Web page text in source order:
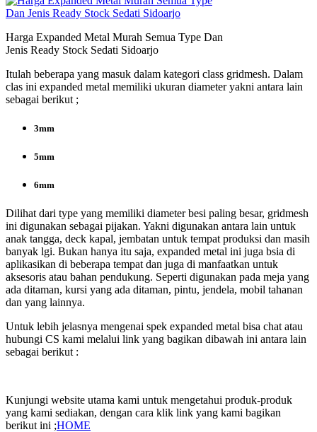
Harga Expanded Metal Murah Semua Type Dan
Jenis Ready Stock Sedati Sidoarjo
Itulah beberapa yang masuk dalam kategori class gridmesh. Dalam
clas ini expanded metal memiliki ukuran diameter yakni antara lain
sebagai berikut ;
3mm
5mm
6mm
Dilihat dari type yang memiliki diameter besi paling besar, gridmesh
ini digunakan sebagai pijakan. Yakni digunakan antara lain untuk
anak tangga, deck kapal, jembatan untuk tempat produksi dan masih
banyak lgi. Bukan hanya itu saja, expanded metal ini juga bsia di
aplikasikan di beberapa tempat dan juga di manfaatkan untuk
aksesoris atau bahan pendukung. Seperti digunakan pada meja yang
ada ditaman, kursi yang ada ditaman, pintu, jendela, mobil tahanan
dan yang lainnya.
Untuk lebih jelasnya mengenai spek expanded metal bisa chat atau
hubungi CS kami melalui link yang bagikan dibawah ini antara lain
sebagai berikut :
Kunjungi website utama kami untuk mengetahui produk-produk
yang kami sediakan, dengan cara klik link yang kami bagikan
berikut ini ;HOME